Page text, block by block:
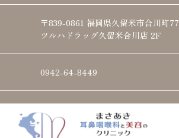
〒839-0861 福岡県久留米市合川町77
ツルハドラッグ久留米合川店 2F
0942-64-8449